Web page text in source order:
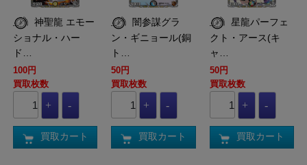
ショナル・ハー
ド…
100円
買取枚数
買取カート
ン・ギニョール(銅
ト…
50円
買取枚数
買取カート
クト・アース(キ
ャ…
50円
買取枚数
買取カート